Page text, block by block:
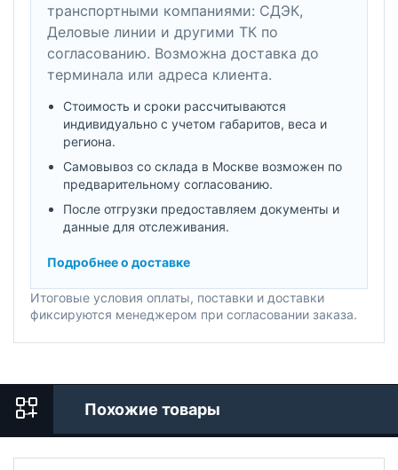
транспортными компаниями: СДЭК,
Деловые линии и другими ТК по
согласованию. Возможна доставка до
терминала или адреса клиента.
Стоимость и сроки рассчитываются
индивидуально с учетом габаритов, веса и
региона.
Самовывоз со склада в Москве возможен по
предварительному согласованию.
После отгрузки предоставляем документы и
данные для отслеживания.
Подробнее о доставке
Итоговые условия оплаты, поставки и доставки
фиксируются менеджером при согласовании заказа.
Похожие товары